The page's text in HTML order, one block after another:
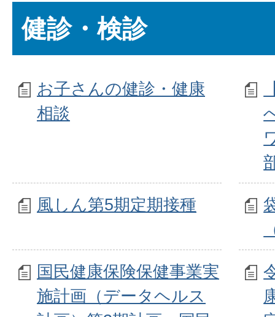
健診・検診
お子さんの健診・健康
相談
風しん第5期定期接種
国民健康保険保健事業実
施計画（データヘルス